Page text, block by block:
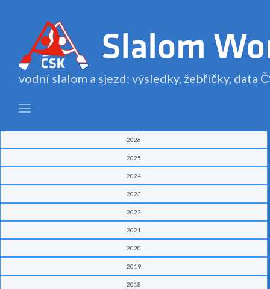
vodní slalom a sjezd: výsledky, žebříčky, data
2026
2025
2024
2023
2022
2021
2020
2019
2018